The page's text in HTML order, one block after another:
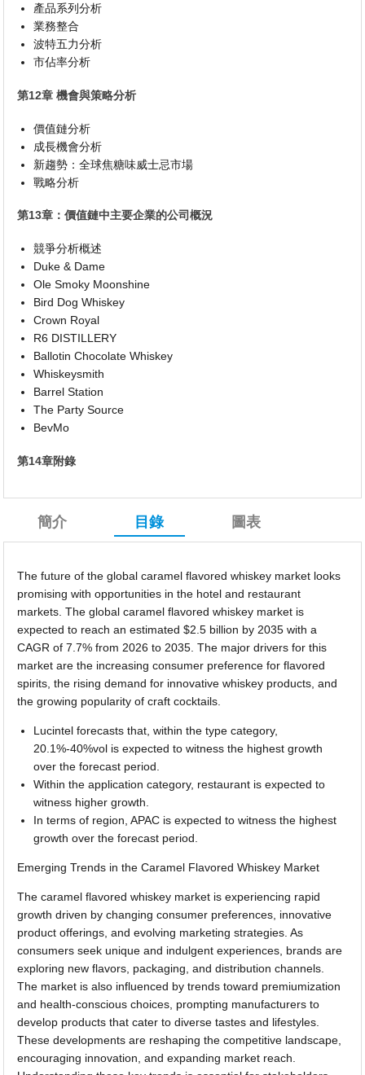
產品系列分析
業務整合
波特五力分析
市佔率分析
第12章 機會與策略分析
價值鏈分析
成長機會分析
新趨勢：全球焦糖味威士忌市場
戰略分析
第13章：價值鏈中主要企業的公司概況
競爭分析概述
Duke & Dame
Ole Smoky Moonshine
Bird Dog Whiskey
Crown Royal
R6 DISTILLERY
Ballotin Chocolate Whiskey
Whiskeysmith
Barrel Station
The Party Source
BevMo
第14章附錄
簡介 目錄 圖表
The future of the global caramel flavored whiskey market looks
promising with opportunities in the hotel and restaurant
markets. The global caramel flavored whiskey market is
expected to reach an estimated $2.5 billion by 2035 with a
CAGR of 7.7% from 2026 to 2035. The major drivers for this
market are the increasing consumer preference for flavored
spirits, the rising demand for innovative whiskey products, and
the growing popularity of craft cocktails.
Lucintel forecasts that, within the type category,
20.1%-40%vol is expected to witness the highest growth
over the forecast period.
Within the application category, restaurant is expected to
witness higher growth.
In terms of region, APAC is expected to witness the highest
growth over the forecast period.
Emerging Trends in the Caramel Flavored Whiskey Market
The caramel flavored whiskey market is experiencing rapid
growth driven by changing consumer preferences, innovative
product offerings, and evolving marketing strategies. As
consumers seek unique and indulgent experiences, brands are
exploring new flavors, packaging, and distribution channels.
The market is also influenced by trends toward premiumization
and health-conscious choices, prompting manufacturers to
develop products that cater to diverse tastes and lifestyles.
These developments are reshaping the competitive landscape,
encouraging innovation, and expanding market reach.